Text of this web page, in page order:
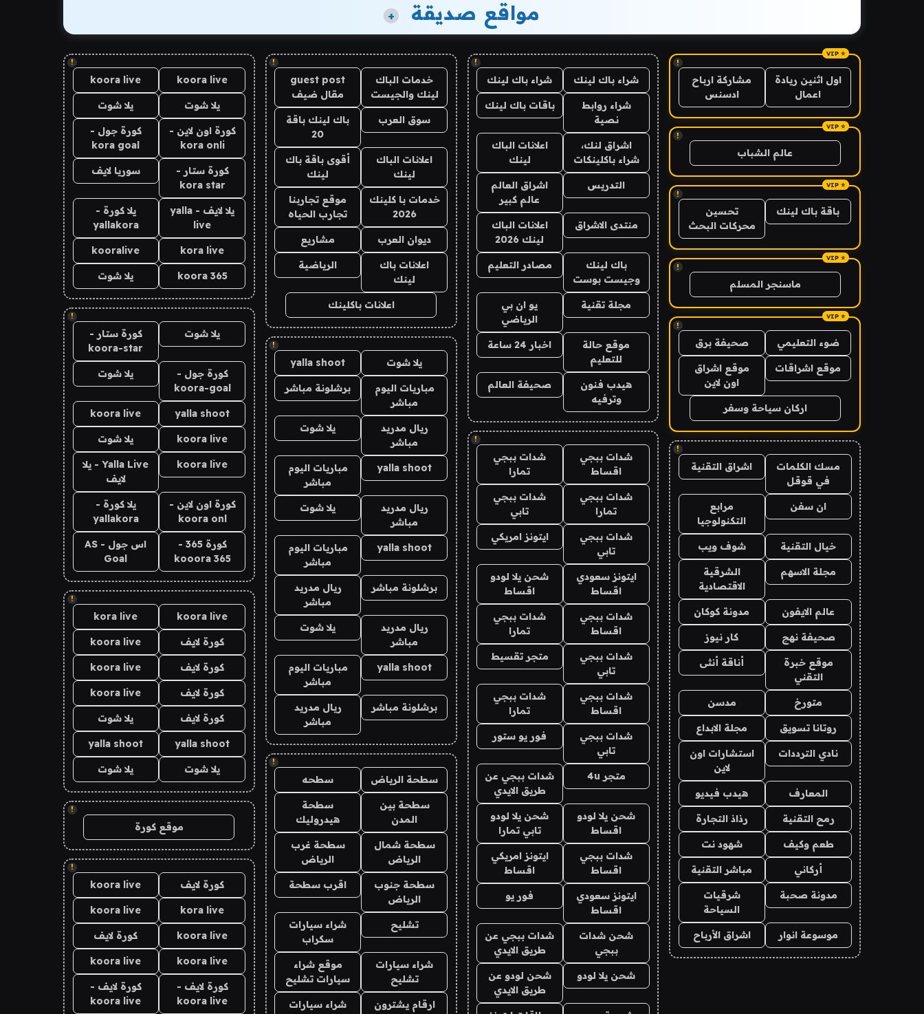
مواقع صديقة +
!
اول اثنين ريادة
اعمال
مشاركة ارباح
ادسنس
!
عالم الشباب
!
باقة باك لينك
تحسين
محركات البحث
!
ماسنجر المسلم
!
ضوء التعليمي صحيفة برق
موقع اشراقات
موقع اشراق
اون لاين
اركان سياحة وسفر
!
مسك الكلمات
في قوقل
اشراق التقنية
ان سفن
مرابع
التكنولوجيا
خيال التقنية شوف ويب
مجلة الاسهم
الشرقية
الاقتصادية
عالم الايفون مدونة كوكان
صحيفة نهج كار نيوز
موقع خبرة
التقني
أناقة أنثى
متورخ مدسن
روتانا تسويق مجلة الابداع
نادي الترددات
استشارات اون
لاين
المعارف هيدب فيديو
رمح التقنية رذاذ التجارة
طعم وكيف شهود نت
أركاني مباشر التقنية
مدونة صحبة
شرقيات
السياحة
موسوعة انوار اشراق الأرباح
!
شراء باك لينك شراء باك لينك
شراء روابط
نصية
باقات باك لينك
اشراق لنك،
شراء باكلينكات
اعلانات الباك
لينك
التدريس
اشراق العالم
عالم كبير
منتدى الاشراق
اعلانات الباك
لينك 2026
باك لينك
وجيست بوست
مصادر التعليم
مجلة تقنية
يو ان بي
الرياضي
موقع حالة
للتعليم
اخبار 24 ساعة
هيدب فنون
وترفيه
صحيفة العالم
!
شدات ببجي
اقساط
شدات ببجي
تمارا
شدات ببجي
تمارا
شدات ببجي
تابي
شدات ببجي
تابي
ايتونز امريكي
ايتونز سعودي
اقساط
شحن يلا لودو
اقساط
شدات ببجي
اقساط
شدات ببجي
تمارا
شدات ببجي
تابي
متجر تقسيط
شدات ببجي
اقساط
شدات ببجي
تمارا
شدات ببجي
تابي
فور يو ستور
متجر 4u
شدات ببجي عن
طريق الايدي
شحن يلا لودو
اقساط
شحن يلا لودو
تابي تمارا
شدات ببجي
اقساط
ايتونز امريكي
اقساط
ايتونز سعودي
اقساط
فور يو
شحن شدات
ببجي
شدات ببجي عن
طريق الايدي
شحن يلا لودو
شحن لودو عن
طريق الايدي
!
خدمات الباك
لينك والجيست
guest post
مقال ضيف
سوق العرب
باك لينك باقة
20
اعلانات الباك
لينك
أقوى باقة باك
لينك
خدمات با كلينك
2026
موقع تجاربنا
تجارب الحياه
ديوان العرب مشاريع
اعلانات باك
لينك
الرياضية
اعلانات باكلينك
!
يلا شوت yalla shoot
مباريات اليوم
مباشر
برشلونة مباشر
ريال مدريد
مباشر
يلا شوت
yalla shoot
مباريات اليوم
مباشر
ريال مدريد
مباشر
يلا شوت
yalla shoot
مباريات اليوم
مباشر
برشلونة مباشر
ريال مدريد
مباشر
ريال مدريد
مباشر
يلا شوت
yalla shoot
مباريات اليوم
مباشر
برشلونة مباشر
ريال مدريد
مباشر
!
سطحة الرياض سطحه
سطحة بين
المدن
سطحة
هيدروليك
سطحة شمال
الرياض
سطحة غرب
الرياض
سطحة جنوب
الرياض
اقرب سطحة
تشليح
شراء سيارات
سكراب
شراء سيارات
تشليح
موقع شراء
سيارات تشليح
ارقام يشترون
شراء سيارات
!
koora live
koora live
يلا شوت يلا شوت
كورة اون لاين -
kora onli
كورة جول -
kora goal
كورة ستار -
kora star
سوريا لايف
يلا لايف - yalla
live
يلا كورة -
yallakora
kora live
kooralive
koora 365 يلا شوت
!
يلا شوت
كورة ستار -
koora-star
كورة جول -
koora-goal
يلا شوت
yalla shoot
koora live
koora live يلا شوت
koora live
Yalla Live - يلا
لايف
كورة اون لاين -
koora onl
يلا كورة -
yallakora
كورة 365 -
kooora 365
اس جول - AS
Goal
!
koora live
kora live
كورة لايف koora live
كورة لايف koora live
كورة لايف koora live
كورة لايف يلا شوت
yalla shoot
yalla shoot
يلا شوت يلا شوت
!
موقع كورة
!
كورة لايف koora live
kora live
koora live
koora live كورة لايف
koora live
koora live
كورة لايف -
koora live
كورة لايف -
koora live